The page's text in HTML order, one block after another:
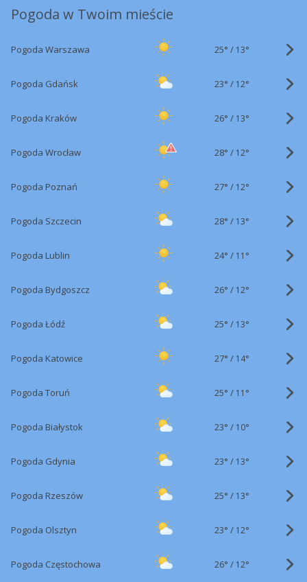
Pogoda w Twoim mieście
Pogoda Warszawa 25° / 13°
Pogoda Gdańsk 23° / 12°
Pogoda Kraków 26° / 13°
Pogoda Wrocław 28° / 12°
Pogoda Poznań 27° / 12°
Pogoda Szczecin 28° / 13°
Pogoda Lublin 24° / 11°
Pogoda Bydgoszcz 26° / 12°
Pogoda Łódź 25° / 13°
Pogoda Katowice 27° / 14°
Pogoda Toruń 25° / 11°
Pogoda Białystok 23° / 10°
Pogoda Gdynia 23° / 13°
Pogoda Rzeszów 25° / 13°
Pogoda Olsztyn 23° / 12°
Pogoda Częstochowa 26° / 12°